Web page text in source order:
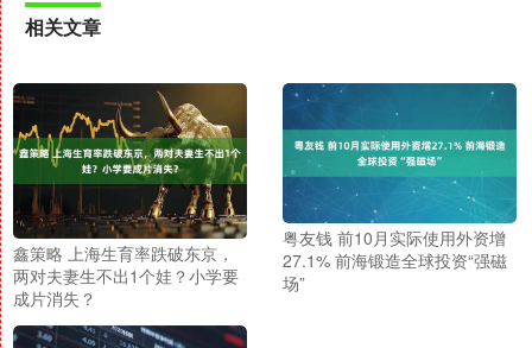
相关文章
鑫策略 上海生育率跌破东京，
两对夫妻生不出1个娃？小学要
成片消失？
粤友钱 前10月实际使用外资增
27.1% 前海锻造全球投资“强磁
场”